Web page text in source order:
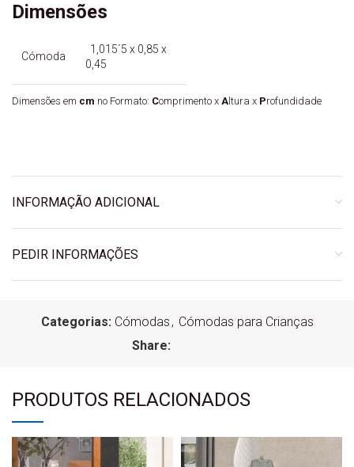
Dimensões
Cómoda
1,015´5 x 0,85 x
0,45
Dimensões em cm no Formato: Comprimento x Altura x Profundidade
INFORMAÇÃO ADICIONAL
PEDIR INFORMAÇÕES
Categorias: Cómodas , Cómodas para Crianças
Share:
PRODUTOS RELACIONADOS